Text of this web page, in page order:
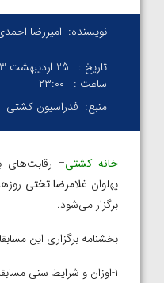
نویسنده: امیررضا
تاریخ :
25 اردیبهشت 1403
ساعت :
۲۳:۰۰
منبع: فدراسیون کشتی
خانه کشتی– رقابت‌های
پهلوان غلامرضا تختی
برگزار می‌شود.
بخشنامه برگزاری این
۱-اوزان و شرایط سنی مسابقات: